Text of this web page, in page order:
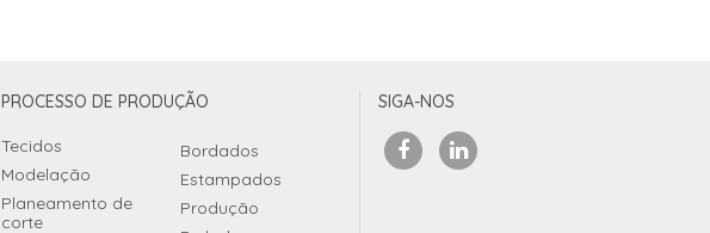
PROCESSO DE PRODUÇÃO
Tecidos
Modelação
Planeamento de
corte
Bordados
Estampados
Produção
SIGA-NOS